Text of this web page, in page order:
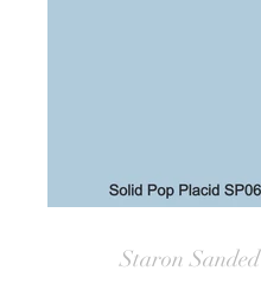
Staron Sanded